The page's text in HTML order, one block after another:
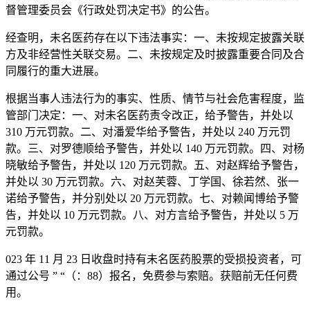
督管理委员会《行政处罚决定书》的公告。
经查明，未名医药存在以下违法事实：一、未按规定披露关联
方及非经营性关联交易。二、未按规定及时披露重要合同及合
同履行的重大进展。
根据当事人违法行为的事实、性质、情节与社会危害程度，监
管部门决定：一、对未名医药责令改正，给予警告，并处以
310 万元罚款。二、对潘爱华给予警告，并处以 240 万元罚
款。三、对罗德顺给予警告，并处以 140 万元罚款。四、对杨
晓敏给予警告，并处以 120 万元罚款。五、对赵辉给予警告，
并处以 30 万元罚款。六、对赵芙蓉、丁学国、徐若然、张一
诺给予警告，并分别处以 20 万元罚款。七、对赖闻博给予警
告，并处以 10 万元罚款。八、对方言给予警告，并处以 5 万
元罚款。
023 年 11 月 23 日收盘时持有未名医药股票的受损投资者，可
通过公号 ” “（：88）报名，免费参与索赔。获赔前无任何费
用。